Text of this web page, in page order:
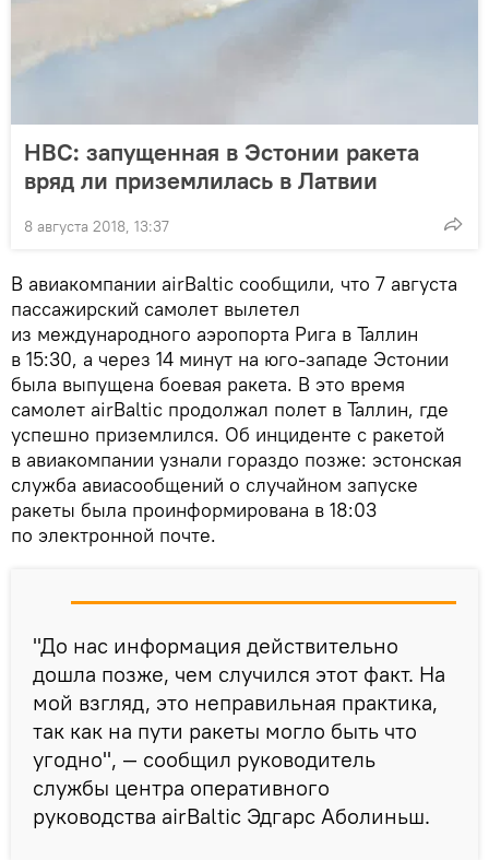
НВС: запущенная в Эстонии ракета
вряд ли приземлилась в Латвии
8 августа 2018, 13:37
В авиакомпании airBaltic сообщили, что 7 августа
пассажирский самолет вылетел
из международного аэропорта Рига в Таллин
в 15:30, а через 14 минут на юго-западе Эстонии
была выпущена боевая ракета. В это время
самолет airBaltic продолжал полет в Таллин, где
успешно приземлился. Об инциденте с ракетой
в авиакомпании узнали гораздо позже: эстонская
служба авиасообщений о случайном запуске
ракеты была проинформирована в 18:03
по электронной почте.
"До нас информация действительно
дошла позже, чем случился этот факт. На
мой взгляд, это неправильная практика,
так как на пути ракеты могло быть что
угодно", — сообщил руководитель
службы центра оперативного
руководства airBaltic Эдгарс Аболиньш.